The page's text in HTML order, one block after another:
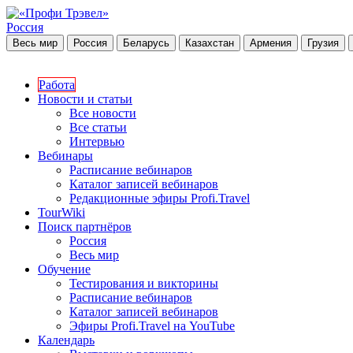
Россия
Весь мир Россия Беларусь Казахстан Армения Грузия
Работа
Новости и статьи
Все новости
Все статьи
Интервью
Вебинары
Расписание вебинаров
Каталог записей вебинаров
Редакционные эфиры Profi.Travel
TourWiki
Поиск партнёров
Россия
Весь мир
Обучение
Тестирования и викторины
Расписание вебинаров
Каталог записей вебинаров
Эфиры Profi.Travel на YouTube
Календарь